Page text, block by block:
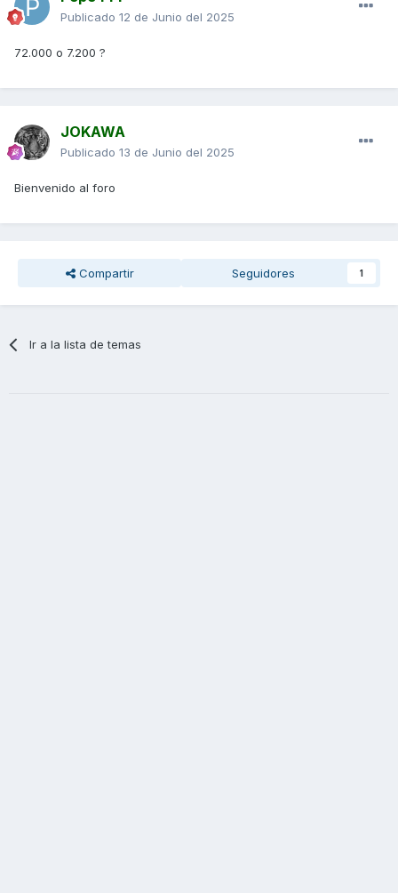
Publicado 12 de Junio del 2025
72.000 o 7.200 ?
JOKAWA
Publicado 13 de Junio del 2025
Bienvenido al foro
Compartir Seguidores 1
Ir a la lista de temas